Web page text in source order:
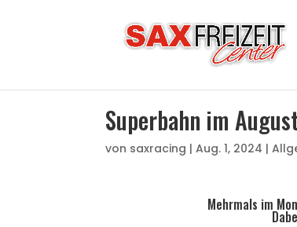
Superbahn im August
von saxracing |Aug. 1, 2024 |
Mehrmals im